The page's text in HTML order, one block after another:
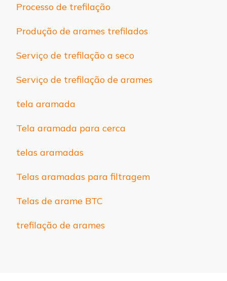
Processo de trefilação
Produção de arames trefilados
Serviço de trefilação a seco
Serviço de trefilação de arames
tela aramada
Tela aramada para cerca
telas aramadas
Telas aramadas para filtragem
Telas de arame BTC
trefilação de arames